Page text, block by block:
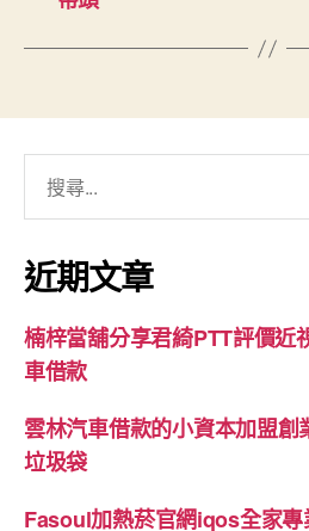
關
鍵
字:
近期文章
楠梓當舖分享君綺PTT評價近
車借款
雲林汽車借款的小資本加盟
垃圾袋
Fasoul加熱菸官網iqos全家